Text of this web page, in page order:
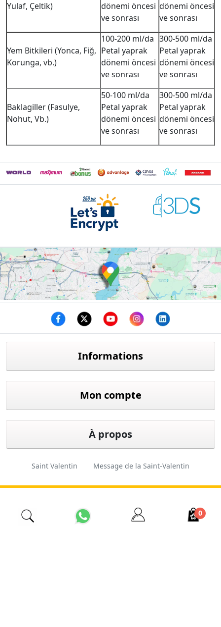
0
Yulaf, Çeltik)
dönemi öncesi
ve sonrası
dönemi öncesi
ve sonrası
Yem Bitkileri (Yonca, Fiğ,
Korunga, vb.)
100-200 ml/da
Petal yaprak
dönemi öncesi
ve sonrası
300-500 ml/da
Petal yaprak
dönemi öncesi
ve sonrası
Baklagiller (Fasulye,
Nohut, Vb.)
50-100 ml/da
Petal yaprak
dönemi öncesi
ve sonrası
300-500 ml/da
Petal yaprak
dönemi öncesi
ve sonrası
Informations
Mon compte
À propos
Saint Valentin Message de la Saint-Valentin
İzmir Çiçekçi Fleuriste pas cher Ordre des fleurs